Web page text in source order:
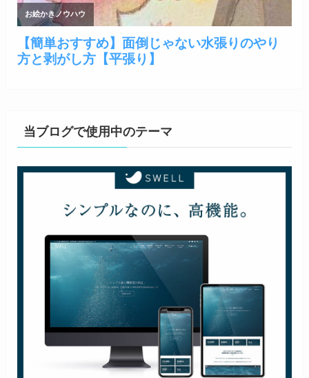
当ブログで使用中のテーマ